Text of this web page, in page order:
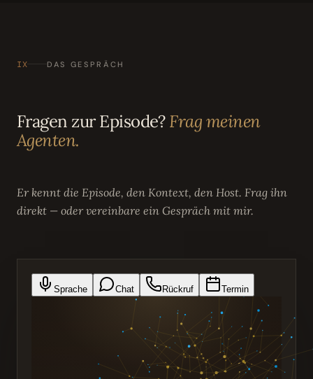
IX DAS GESPRÄCH
Fragen zur Episode?Frag meinen
Agenten.
Er kennt die Episode, den Kontext, den Host. Frag ihn
direkt — oder vereinbare ein Gespräch mit mir.
Sprache Chat Rückruf Termin